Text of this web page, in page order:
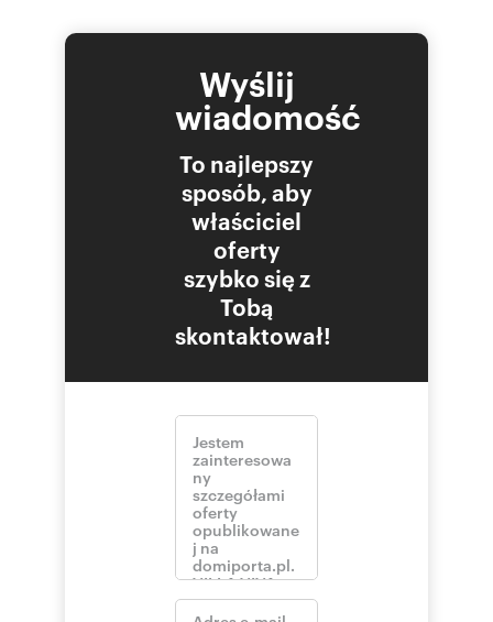
Wyślij
wiadomość
To najlepszy
sposób, aby
właściciel
oferty
szybko się z
Tobą
skontaktował!